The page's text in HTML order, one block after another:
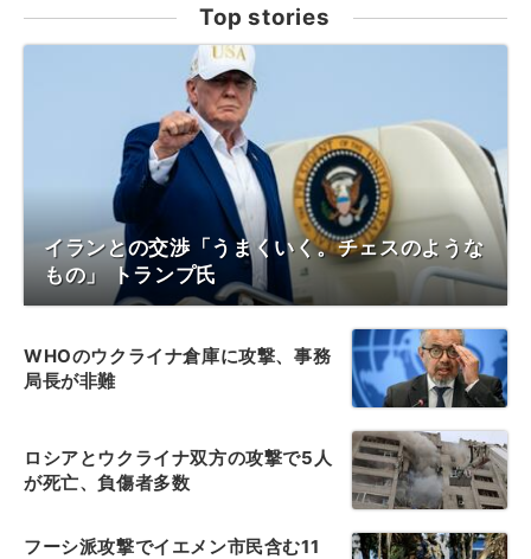
Top stories
イランとの交渉「うまくいく。チェスのような
もの」 トランプ氏
WHOのウクライナ倉庫に攻撃、事務
局長が非難
ロシアとウクライナ双方の攻撃で5人
が死亡、負傷者多数
フーシ派攻撃でイエメン市民含む11